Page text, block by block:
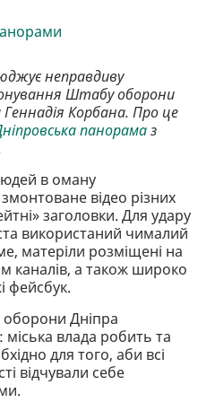
неправдиву
Штабу оборони
Корбана. Про це
панорамаз
в оману
відео різних
заголовки. Для удару
використаний чималий
матеріли розміщені на
каналів, а також широко
фейсбук.
Дніпра
влада робить та
для того, аби всі
відчували себе